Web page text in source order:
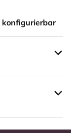
konfigurierbar